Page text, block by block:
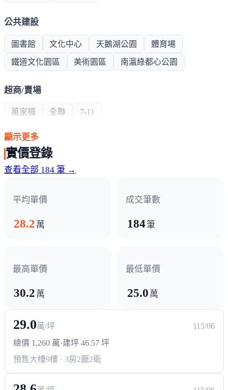
公共建設
圖書館 文化中心 天鵝湖公園 體育場
鐵道文化園區 美術園區 南瀛綠都心公園
超商/賣場
萬家福 全聯 7-11
熱門商圈
顯示更多
實價登錄
查看全部 184 筆 →
平均單價
28.2 萬
成交筆數
184筆
最高單價
30.2 萬
最低單價
25.0 萬
29.0萬/坪
115/06
總價 1,260 萬·建坪 46.57 坪
預售大樓9樓 · 3房2廳2衛